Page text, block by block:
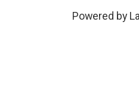
Powered by